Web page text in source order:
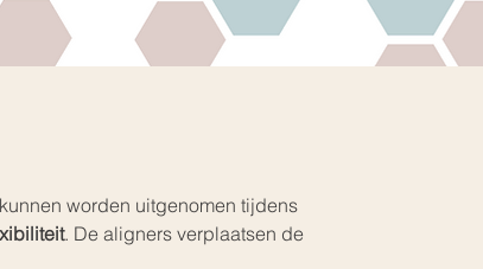
worden uitgenomen tijdens
. De aligners verplaatsen de